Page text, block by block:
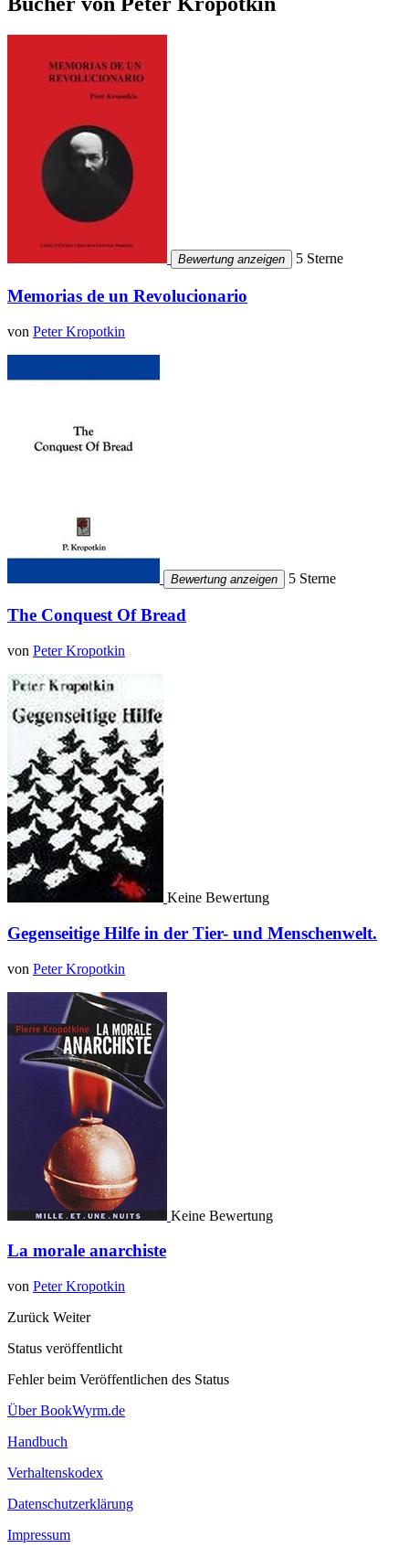
Bewertung anzeigen 5 Sterne
Memorias de un Revolucionario
von Peter Kropotkin
Bewertung anzeigen 5 Sterne
The Conquest Of Bread
von Peter Kropotkin
Keine Bewertung
Gegenseitige Hilfe in der Tier- und Menschenwelt.
von Peter Kropotkin
Keine Bewertung
La morale anarchiste
von Peter Kropotkin
Zurück Weiter
Status veröffentlicht
Fehler beim Veröffentlichen des Status
Über BookWyrm.de
Handbuch
Verhaltenskodex
Datenschutzerklärung
Impressum